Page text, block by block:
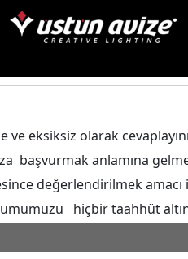
eksiksiz olarak
başvurmak anlamına
değerlendirilmek amacı
hiçbir taahhüt